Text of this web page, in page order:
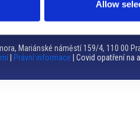
Allow
Mariánské náměstí 159/4, 110 00
Právní informace | Covid opatření na